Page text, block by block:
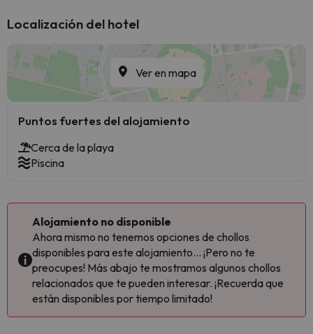
Localización del hotel
Ver en mapa
Puntos fuertes del alojamiento
Cerca de la playa
Piscina
Alojamiento no disponible
Ahora mismo no tenemos opciones de chollos
disponibles para este alojamiento... ¡Pero no te
preocupes! Más abajo te mostramos algunos chollos
relacionados que te pueden interesar. ¡Recuerda que
están disponibles por tiempo limitado!